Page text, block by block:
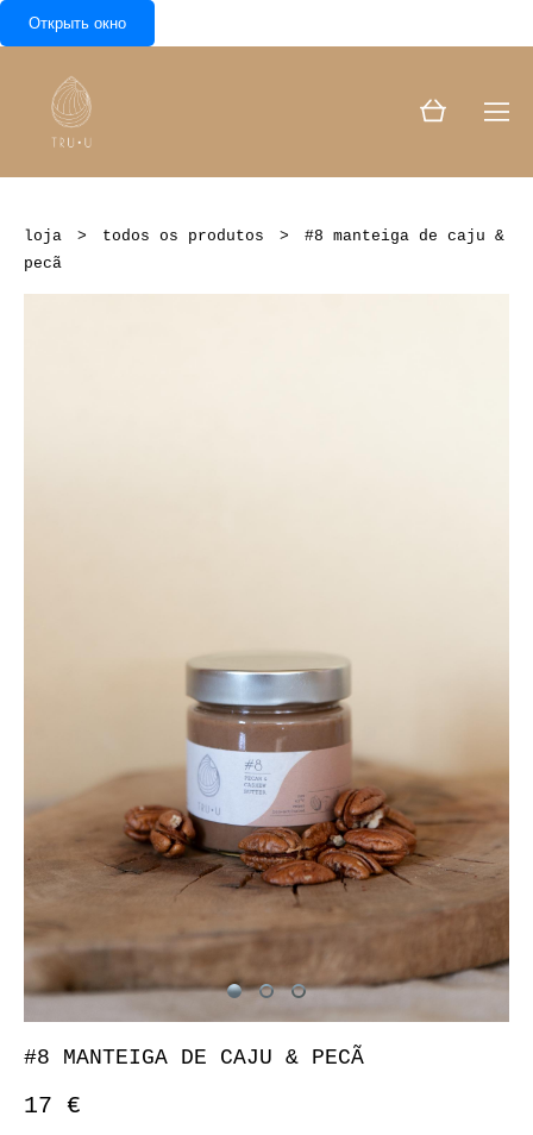
Открыть окно
loja > todos os produtos >
#8 manteiga de caju &
pecã
#8 MANTEIGA DE CAJU & PECÃ
17 €